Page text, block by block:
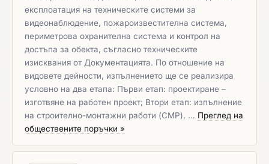
експлоатация на техническите системи за
видеонаблюдение, пожароизвестителна система,
периметрова охранителна система и контрол на
достъпа за обекта, съгласно техническите
изисквания от Документацията. По отношение на
видовете дейности, изпълнението ще се реализира
условно на два етапа: Първи етап: проектиране –
изготвяне на работен проект; Втори етап: изпълнение
на строително-монтажни работи (СМР), … Преглед на
обществените поръчки »